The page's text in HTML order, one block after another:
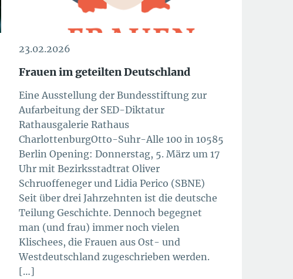
23.02.2026
Frauen im geteilten Deutschland
Eine Ausstellung der Bundesstiftung zur
Aufarbeitung der SED-Diktatur
Rathausgalerie Rathaus
CharlottenburgOtto-Suhr-Alle 100 in 10585
Berlin Opening: Donnerstag, 5. März um 17
Uhr mit Bezirksstadtrat Oliver
Schruoffeneger und Lidia Perico (SBNE)
Seit über drei Jahrzehnten ist die deutsche
Teilung Geschichte. Dennoch begegnet
man (und frau) immer noch vielen
Klischees, die Frauen aus Ost- und
Westdeutschland zugeschrieben werden.
[…]